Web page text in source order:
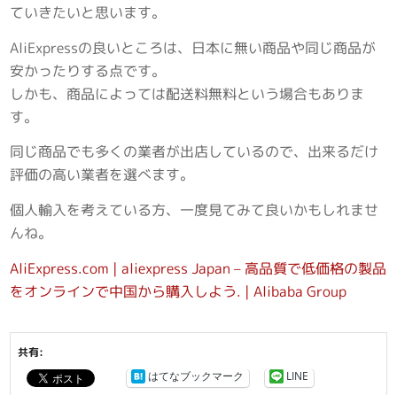
ていきたいと思います。
AliExpressの良いところは、日本に無い商品や同じ商品が
安かったりする点です。
しかも、商品によっては配送料無料という場合もありま
す。
同じ商品でも多くの業者が出店しているので、出来るだけ
評価の高い業者を選べます。
個人輸入を考えている方、一度見てみて良いかもしれませ
んね。
AliExpress.com | aliexpress Japan – 高品質で低価格の製品
をオンラインで中国から購入しよう. | Alibaba Group
共有:
はてなブックマーク
LINE